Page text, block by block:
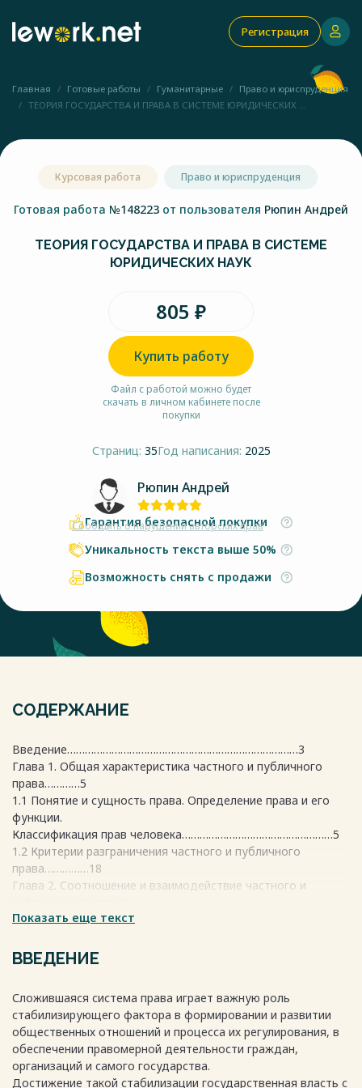
Регистрация
Главная Готовые работы Гуманитарные
Право и юриспруденция
ТЕОРИЯ ГОСУДАРСТВА И ПРАВА В СИСТЕМЕ ЮРИДИЧЕСКИХ ...
Курсовая работа Право и юриспруденция
Готовая работа №148223 от пользователя Рюпин Андрей
ТЕОРИЯ ГОСУДАРСТВА И ПРАВА В СИСТЕМЕ
ЮРИДИЧЕСКИХ НАУК
805 ₽
Купить работу
Файл с работой можно будет
скачать в личном кабинете после
покупки
Страниц: 35Год написания: 2025
Рюпин Андрей
Сообщить о нарушении авторских прав
Гарантия безопасной покупки
Уникальность текста выше 50%
Возможность снять с продажи
СОДЕРЖАНИЕ
Введение……………………………………………………………………3
Глава 1. Общая характеристика частного и публичного
права…………5
1.1 Понятие и сущность права. Определение права и его
функции.
Классификация прав человека……………………………………………5
1.2 Критерии разграничения частного и публичного
права……………18
Глава 2. Соотношение и взаимодействие частного и
2.1 Основы классификации и взаимосвязи отраслей и
в системе права России…………………………………………………………
права……………26
2.3. Современные тенденции и проблемы в развитии
частного и публичного
прав…………………………………………………………………29
Заключение………………………………………………………………31
Показать еще текст
ВВЕДЕНИЕ
Сложившаяся система права играет важную роль
стабилизирующего фактора в формировании и развитии
общественных отношений и процесса их регулирования, в
обеспечении правомерной деятельности граждан,
организаций и самого государства.
Достижение такой стабилизации государственная власть с